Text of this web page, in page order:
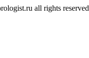
all rights reserved